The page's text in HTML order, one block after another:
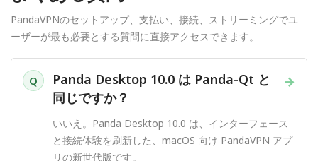
PandaVPNのセットアップ、支払い、接続、ストリーミングでユ
ーザーが最も必要とする質問に直接アクセスできます。
Q →
Panda Desktop 10.0 は Panda-Qt と
同じですか？
いいえ。Panda Desktop 10.0 は、インターフェース
と接続体験を刷新した、macOS 向け PandaVPN アプ
リの新世代版です。